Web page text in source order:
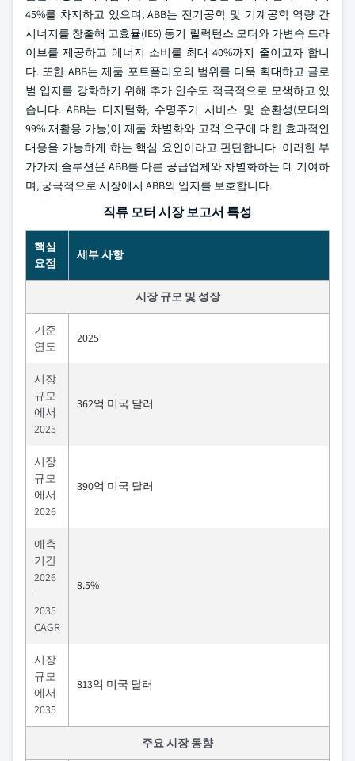
45%를 차지하고 있으며, ABB는 전기공학 및 기계공학 역량 간
시너지를 창출해 고효율(IE5) 동기 릴럭턴스 모터와 가변속 드라
이브를 제공하고 에너지 소비를 최대 40%까지 줄이고자 합니
다. 또한 ABB는 제품 포트폴리오의 범위를 더욱 확대하고 글로
벌 입지를 강화하기 위해 추가 인수도 적극적으로 모색하고 있
습니다. ABB는 디지털화, 수명주기 서비스 및 순환성(모터의
99% 재활용 가능)이 제품 차별화와 고객 요구에 대한 효과적인
대응을 가능하게 하는 핵심 요인이라고 판단합니다. 이러한 부
가가치 솔루션은 ABB를 다른 공급업체와 차별화하는 데 기여하
며, 궁극적으로 시장에서 ABB의 입지를 보호합니다.
직류 모터 시장 보고서 특성
핵심
요점
세부 사항
시장 규모 및 성장
기준
연도
2025
시장
규모
에서
2025
362억 미국 달러
시장
규모
에서
2026
390억 미국 달러
예측
기간
2026
-
2035
CAGR
8.5%
시장
규모
에서
2035
813억 미국 달러
주요 시장 동향